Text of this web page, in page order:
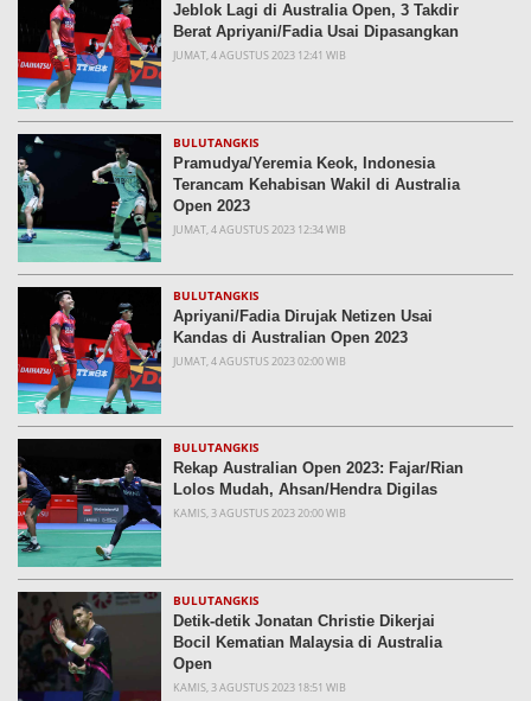
Jeblok Lagi di Australia Open, 3 Takdir
Berat Apriyani/Fadia Usai Dipasangkan
JUMAT, 4 AGUSTUS 2023 12:41 WIB
BULUTANGKIS
Pramudya/Yeremia Keok, Indonesia
Terancam Kehabisan Wakil di Australia
Open 2023
JUMAT, 4 AGUSTUS 2023 12:34 WIB
BULUTANGKIS
Apriyani/Fadia Dirujak Netizen Usai
Kandas di Australian Open 2023
JUMAT, 4 AGUSTUS 2023 02:00 WIB
BULUTANGKIS
Rekap Australian Open 2023: Fajar/Rian
Lolos Mudah, Ahsan/Hendra Digilas
KAMIS, 3 AGUSTUS 2023 20:00 WIB
BULUTANGKIS
Detik-detik Jonatan Christie Dikerjai
Bocil Kematian Malaysia di Australia
Open
KAMIS, 3 AGUSTUS 2023 18:51 WIB